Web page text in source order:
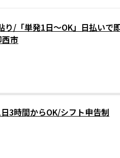
/「単発1日～OK」日払いで
市
3時間からOK/シフト申告制